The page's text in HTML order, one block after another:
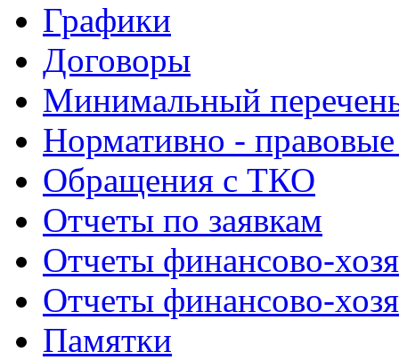
Графики
Договоры
Минимальный
Нормативно -
Обращения с ТКО
Отчеты по заявкам
Отчеты финансово-
Отчеты финансово-
Памятки